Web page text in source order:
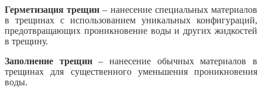
Герметизация трещин – нанесение специальных материалов
в трещинах с использованием уникальных конфигураций,
предотвращающих проникновение воды и других жидкостей
в трещину.
Заполнение трещин– нанесение обычных материалов в
трещинах для существенного уменьшения проникновения
воды.